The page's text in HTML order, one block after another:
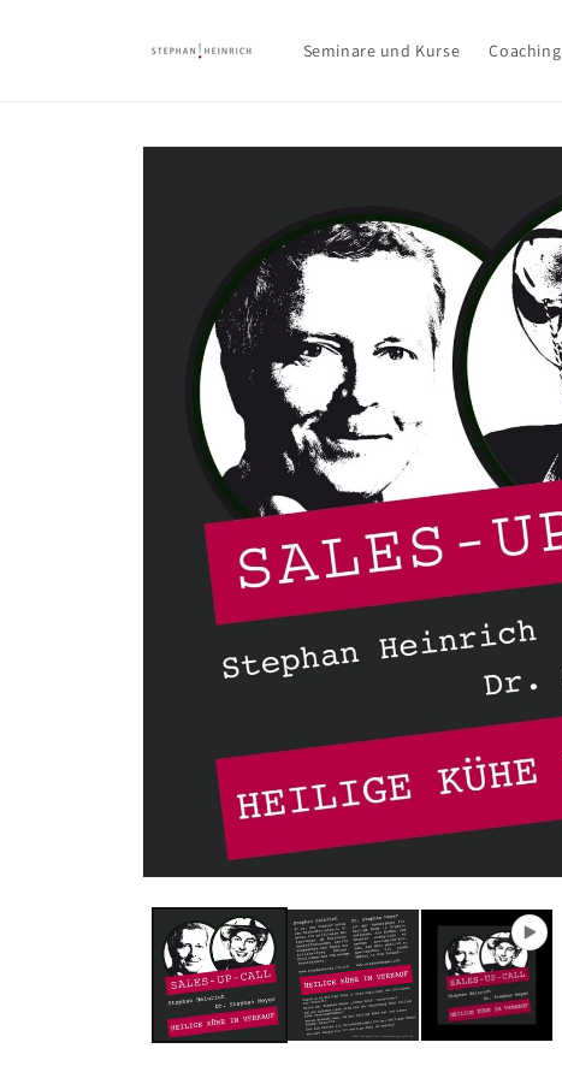
Seminare und Kurse Coaching
Zu